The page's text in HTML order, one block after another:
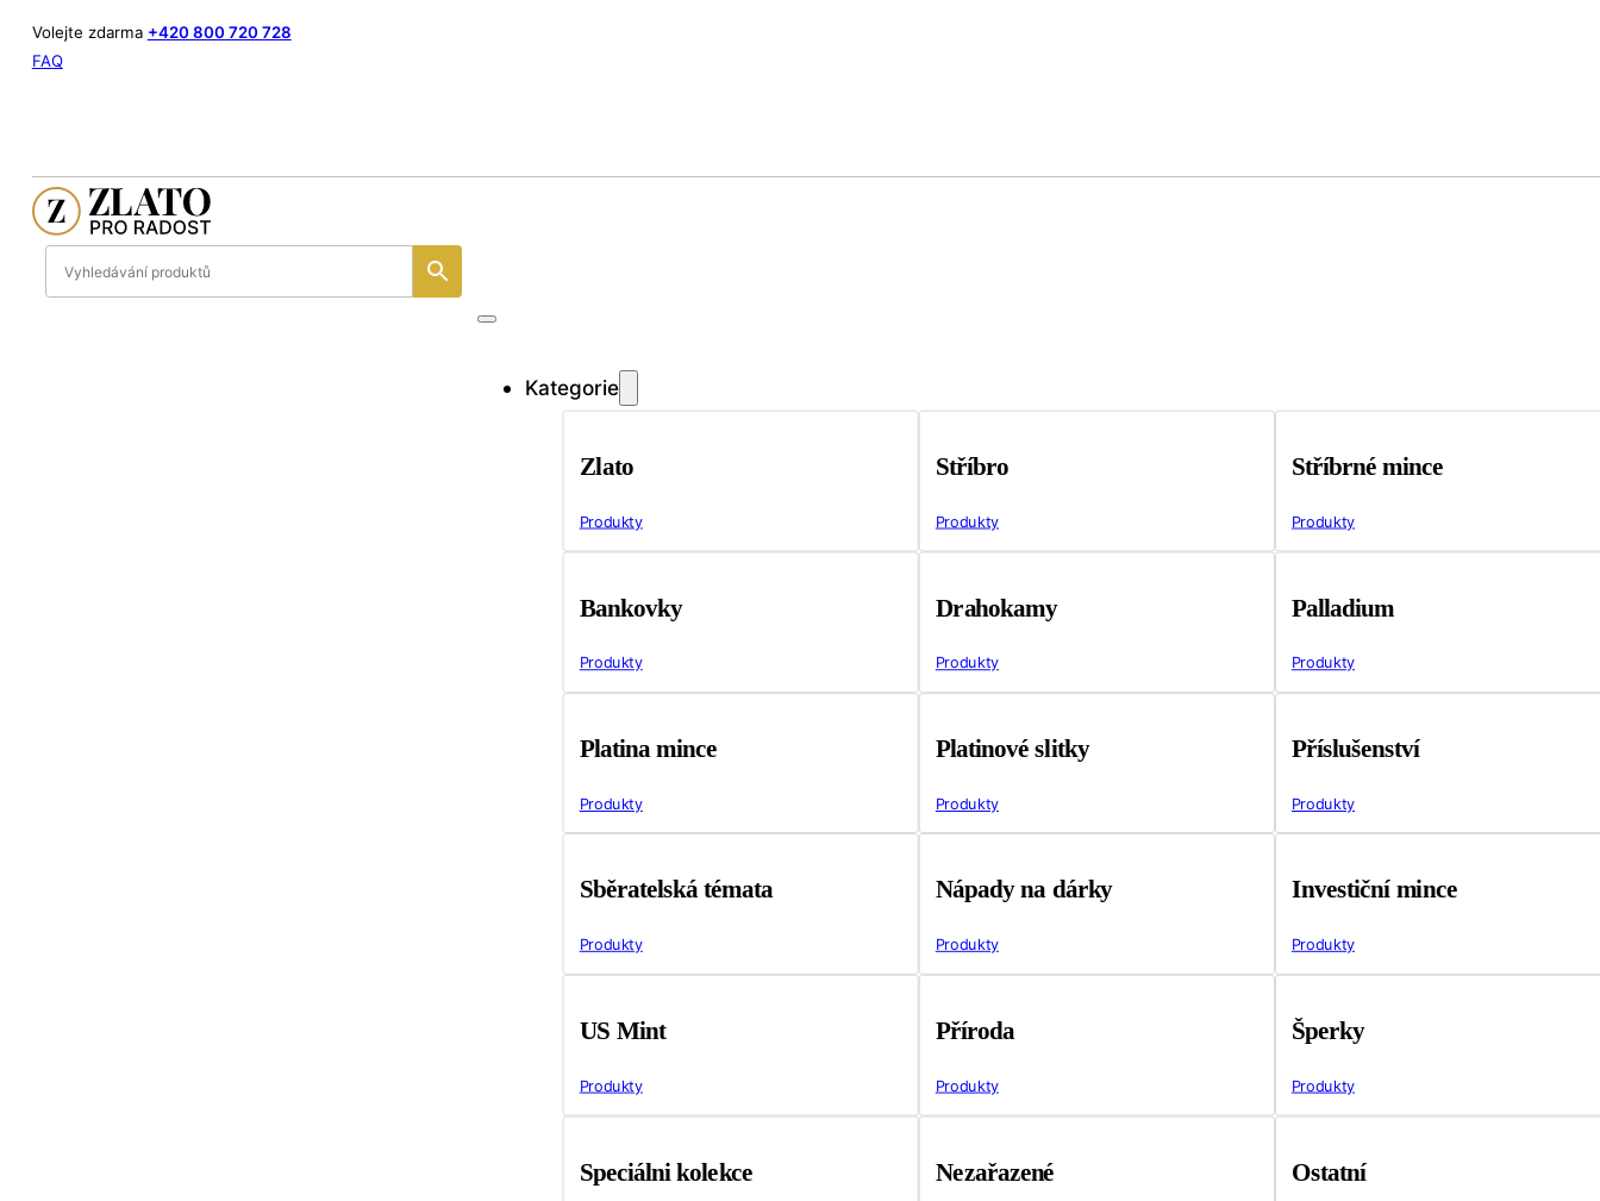
Volejte zdarma +420 800 720 728
FAQ
Kategorie
Zlato
Produkty
Stříbro
Produkty
Stříbrné mince
Produkty
Bankovky
Produkty
Drahokamy
Produkty
Palladium
Produkty
Platina mince
Produkty
Platinové slitky
Produkty
Příslušenství
Produkty
Sběratelská témata
Produkty
Nápady na dárky
Produkty
Investiční mince
Produkty
US Mint
Produkty
Příroda
Produkty
Šperky
Produkty
Speciálni kolekce Nezařazené Ostatní